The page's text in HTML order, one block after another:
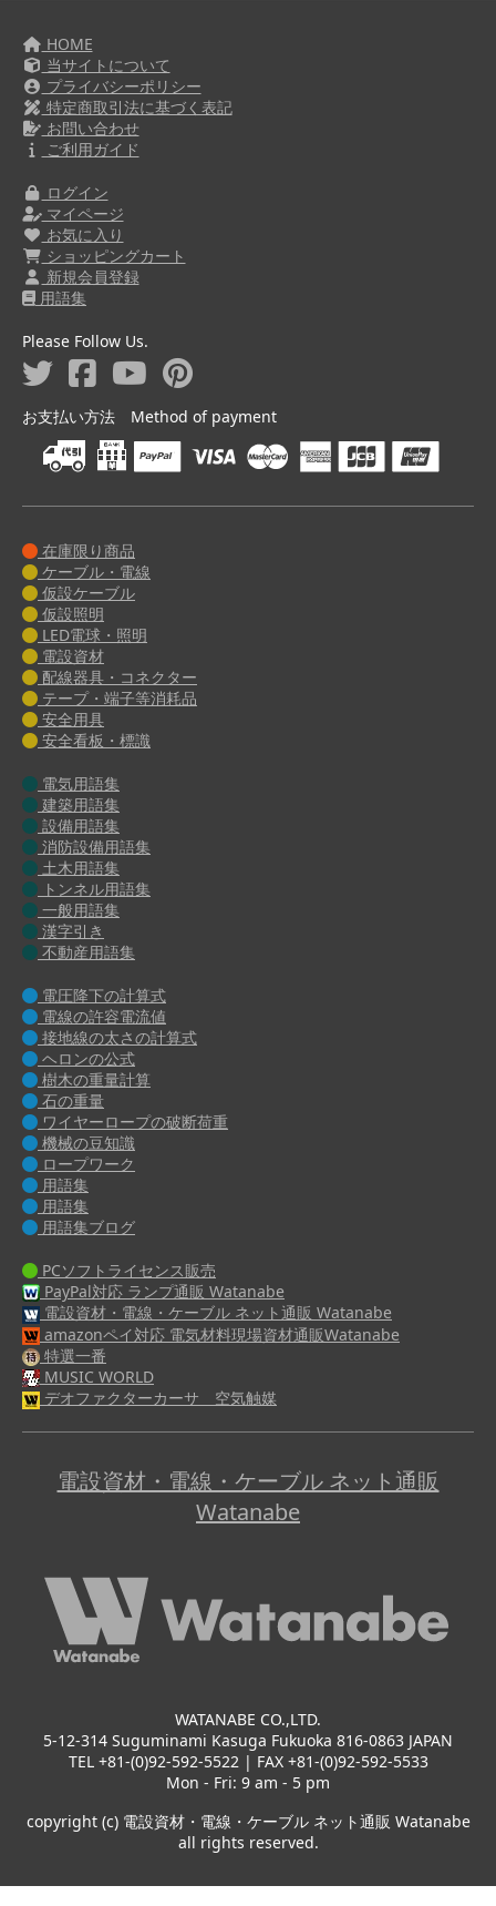
HOME
当サイトについて
プライバシーポリシー
特定商取引法に基づく表記
お問い合わせ
ご利用ガイド
ログイン
マイページ
お気に入り
ショッピングカート
新規会員登録
用語集
Please Follow Us.
お支払い方法 Method of payment
在庫限り商品
ケーブル・電線
仮設ケーブル
仮設照明
LED電球・照明
電設資材
配線器具・コネクター
テープ・端子等消耗品
安全用具
安全看板・標識
電気用語集
建築用語集
設備用語集
消防設備用語集
土木用語集
トンネル用語集
一般用語集
漢字引き
不動産用語集
電圧降下の計算式
電線の許容電流値
接地線の太さの計算式
ヘロンの公式
樹木の重量計算
石の重量
ワイヤーロープの破断荷重
機械の豆知識
ロープワーク
用語集
用語集
用語集ブログ
PCソフトライセンス販売
PayPal対応 ランプ通販 Watanabe
電設資材・電線・ケーブル ネット通販 Watanabe
amazonペイ対応 電気材料現場資材通販Watanabe
特選一番
MUSIC WORLD
デオファクターカーサ 空気触媒
電設資材・電線・ケーブル ネット通販
Watanabe
WATANABE CO.,LTD.
5-12-314 Suguminami Kasuga Fukuoka 816-0863 JAPAN
TEL +81-(0)92-592-5522 | FAX +81-(0)92-592-5533
Mon - Fri: 9 am - 5 pm
copyright (c) 電設資材・電線・ケーブル ネット通販 Watanabe
all rights reserved.